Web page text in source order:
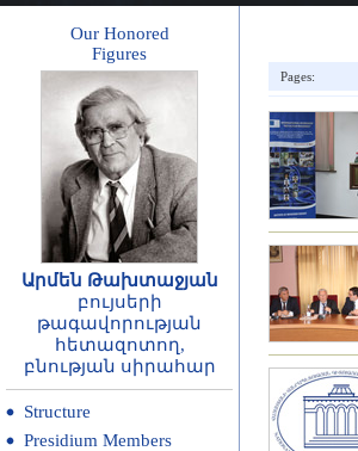
Our Honored
Figures
Արմեն Թախտաջյան
բույսերի
թագավորության
հետազոտող,
բնության սիրահար
Structure
Presidium Members
Pages: